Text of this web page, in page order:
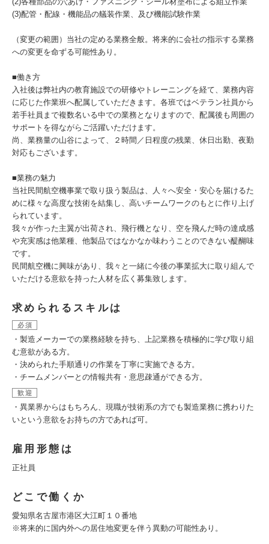
(3)配管・配線・機能品の艤装作業、及び機能試験作業
（変更の範囲）当社の定める業務全般。将来的に会社の指示する業務
への変更を命ずる可能性あり。
■働き方
入社後は弊社内の教育施設での研修やトレーニングを経て、業務内容
に応じた作業班へ配属していただきます。各班ではベテラン社員から
若手社員まで複数名いる中での業務となりますので、配属後も周囲の
サポートを得ながらご活躍いただけます。
尚、業務量の山谷によって、２時間／日程度の残業、休日出勤、夜勤
対応もございます。
■業務の魅力
当社民間航空機事業で取り扱う製品は、人々へ安全・安心を届けるた
めに様々な高度な技術を結集し、高いチームワークのもとに作り上げ
られています。
我々が作った主翼が出荷され、飛行機となり、空を飛んだ時の達成感
や充実感は他業種、他製品ではなかなか味わうことのできない醍醐味
です。
民間航空機に興味があり、我々と一緒に今後の事業拡大に取り組んで
いただける意欲を持った人材を広く募集致します。
求められるスキルは
必須
・製造メーカーでの業務経験を持ち、上記業務を積極的に学び取り組
む意欲がある方。
・決められた手順通りの作業を丁寧に実施できる方。
・チームメンバーとの情報共有・意思疎通ができる方。
歓迎
・異業界からはもちろん、現職が技術系の方でも製造業務に携わりた
いという意欲をお持ちの方であれば可。
雇用形態は
正社員
どこで働くか
愛知県名古屋市港区大江町１０番地
※将来的に国内外への居住地変更を伴う異動の可能性あり。